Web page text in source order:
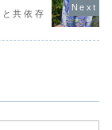
、自分
う思ったの
考えてみて
りません。
共依存